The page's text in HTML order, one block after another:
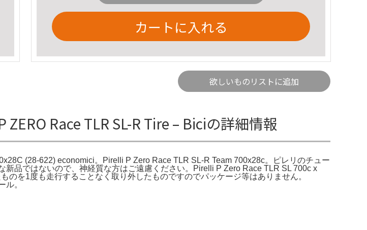
カートに入れる
欲しいものリストに追加
ZERO Race TLR SL-R Tire – Biciの詳細情報
(28-622) economici。Pirelli P Zero Race TLR SL-R Team 700x28c。ピレリのチュー
品ではないので、神経質な方はご遠慮ください。Pirelli P Zero Race TLR SL 700c x
のを1度も走行することなく取り外したものですのでパッケージ等はありません。
ル。